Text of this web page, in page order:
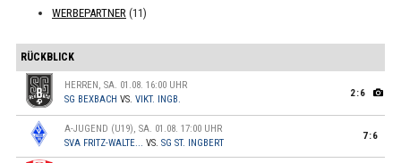
WERBEPARTNER (11)
RÜCKBLICK
HERREN, SA. 01.08. 16:00 UHR
SG BEXBACH VS. VIKT. INGB.
2:6
A-JUGEND (U19), SA. 01.08. 17:00 UHR
SVA FRITZ-WALTE... VS. SG ST. INGBERT
7:6